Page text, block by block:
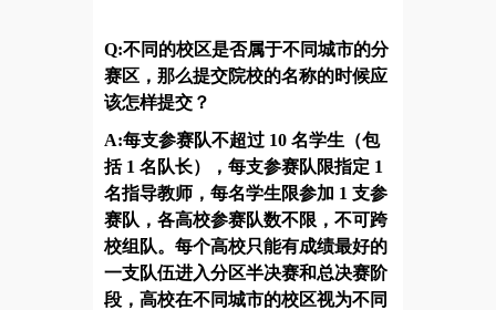
Q:不同的校区是否属于不同城市的分
赛区，那么提交院校的名称的时候应
该怎样提交？
A:每支参赛队不超过 10 名学生（包
括 1 名队长），每支参赛队限指定 1
名指导教师， 每名学生限参加 1 支参
赛队，各高校参赛队数不限，不可跨
校组队。每个高校只能有成绩最好的
一支队伍进入分区半决赛和总决赛阶
段，高校在不同城市的校区视为不同